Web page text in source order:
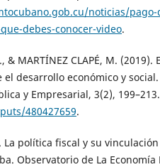
noticias/
debes-conocer-video.
& MARTÍNEZ CLAPÉ, M.
el desarrollo económico y
y Empresarial, 3(2), 199–213.
480427659.
La política fiscal y su
Observatorio de La Economía